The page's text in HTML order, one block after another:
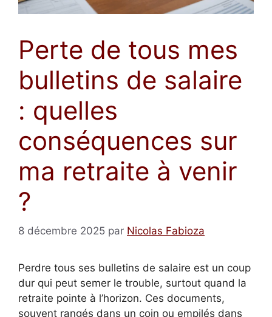
Perte de tous mes
bulletins de salaire
: quelles
conséquences sur
ma retraite à venir
?
8 décembre 2025 par Nicolas Fabioza
Perdre tous ses bulletins de salaire est un coup
dur qui peut semer le trouble, surtout quand la
retraite pointe à l’horizon. Ces documents,
souvent rangés dans un coin ou empilés dans